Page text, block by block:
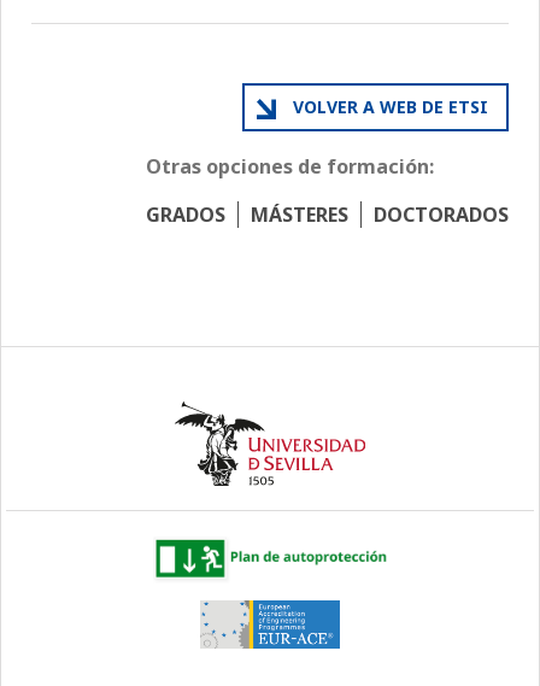
VOLVER A WEB DE ETSI
Otras opciones de formación:
GRADOS
MÁSTERES DOCTORADOS